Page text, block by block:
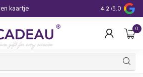
kaartje Voor 16:00
4.2 /5.0
0